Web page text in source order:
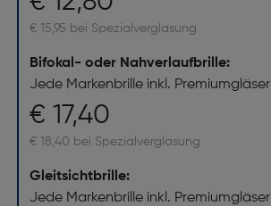
€ 15,95 bei Spezialverglasung
Bifokal- oder Nahverlaufbrille:
Jede Markenbrille inkl. Premiumgläser
€ 17,40
€ 18,40 bei Spezialverglasung
Gleitsichtbrille:
Jede Markenbrille inkl. Premiumgläser